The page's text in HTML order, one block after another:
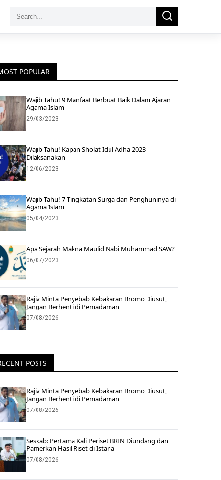
Search
Search
POPULAR
Wajib Tahu! 9 Manfaat Berbuat Baik Dalam Ajaran
Agama Islam
29/03/2023
Wajib Tahu! Kapan Sholat Idul Adha 2023
Dilaksanakan
12/06/2023
Wajib Tahu! 7 Tingkatan Surga dan Penghuninya di
Agama Islam
05/04/2023
Apa Sejarah Makna Maulid Nabi Muhammad SAW?
06/07/2023
Rajiv Minta Penyebab Kebakaran Bromo Diusut,
Jangan Berhenti di Pemadaman
07/08/2026
POSTS
Rajiv Minta Penyebab Kebakaran Bromo Diusut,
Jangan Berhenti di Pemadaman
07/08/2026
Seskab: Pertama Kali Periset BRIN Diundang dan
Pamerkan Hasil Riset di Istana
07/08/2026